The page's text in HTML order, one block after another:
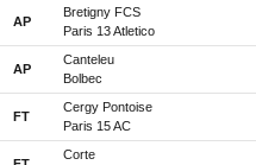
AP
Bretigny FCS
Paris 13 Atletico
AP
Canteleu
Bolbec
FT
Cergy Pontoise
Paris 15 AC
Corte